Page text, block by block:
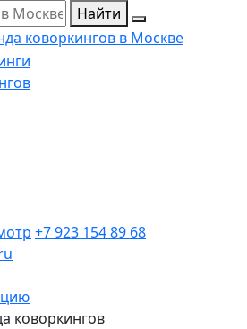
Найти
коворкингов в Москве
+7 923 154 89 68
коворкингов